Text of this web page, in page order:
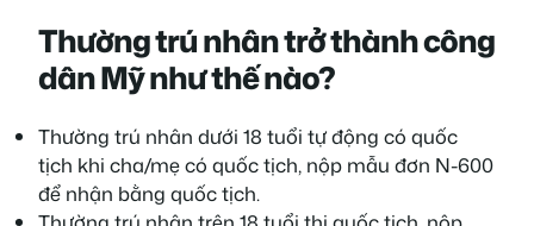
Thường trú nhân trở thành công
dân Mỹ như thế nào?
Thường trú nhân dưới 18 tuổi tự động có quốc
tịch khi cha/mẹ có quốc tịch, nộp mẫu đơn N-600
để nhận bằng quốc tịch.